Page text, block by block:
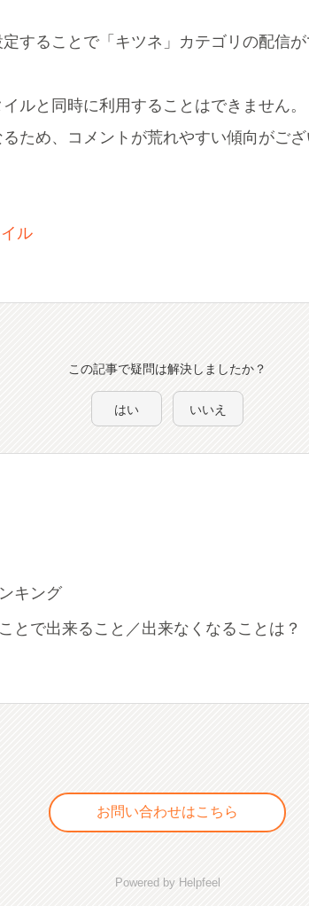
することで「キツネ」カテゴリの配信が
ルと同時に利用することはできません。
ため、コメントが荒れやすい傾向がご
ル
この記事で疑問は解決しましたか？
はい いいえ
キング
とで出来ること／出来なくなることは？
Powered by Helpfeel
お問い合わせはこちら